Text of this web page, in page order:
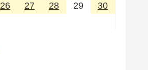
26 27 28 29
30